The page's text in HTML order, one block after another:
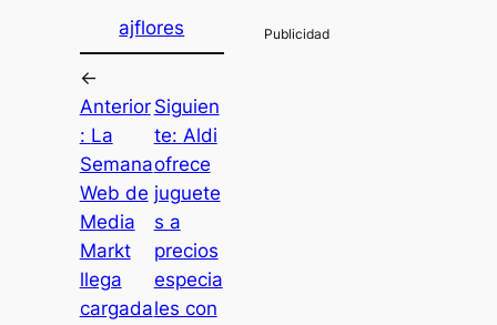
ajflores
←
Anterior
: La
Semana
Web de
Media
Markt
llega
cargada
Siguien
te: Aldi
ofrece
juguete
s a
precios
especia
les con